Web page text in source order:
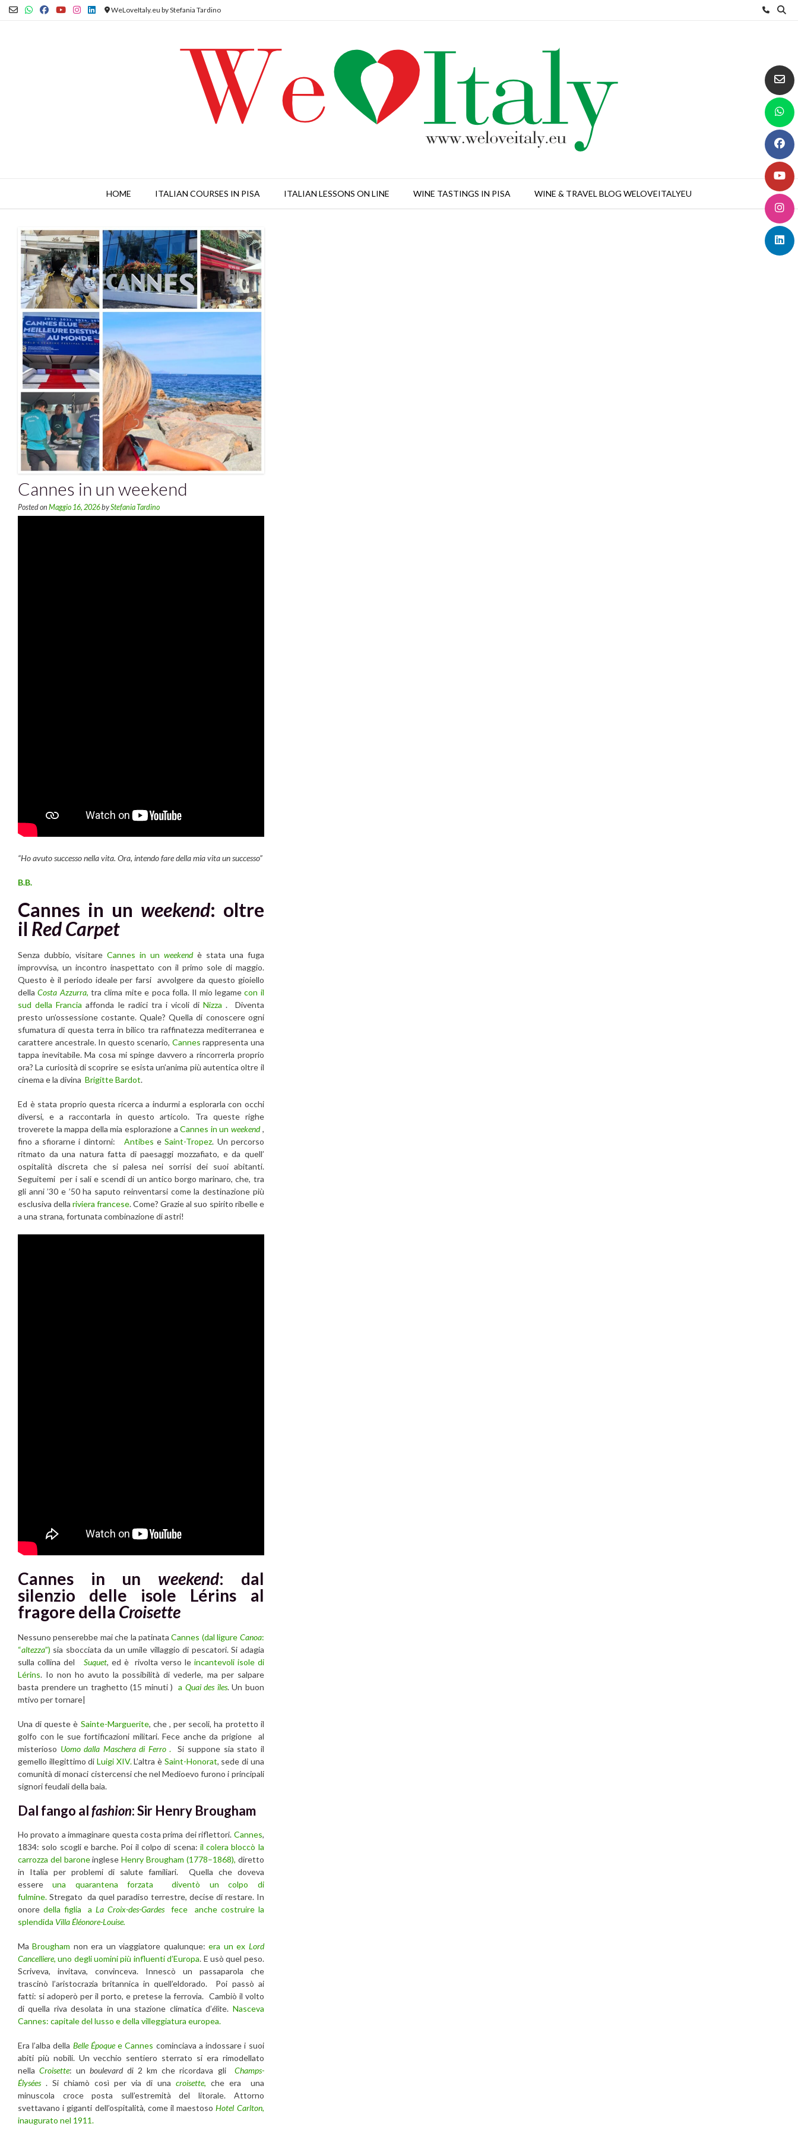
Skip
WeLoveItaly.eu by Stefania Tardino
HOME ITALIAN COURSES IN PISA ITALIAN LESSONS ON LINE WINE TASTINGS IN PISA WINE & TRAVEL BLOG WELOVEITALYEU
Cannes in un weekend
Posted on Maggio 16, 2026byStefania Tardino
“Ho avuto successo nella vita. Ora, intendo fare della mia vita un successo”
B.B.
Cannes in un weekend: oltre
il Red Carpet
Senza dubbio, visitare Cannes in un weekendè stata una fuga
improvvisa, un incontro inaspettato con il primo sole di maggio.
Questo è il periodo ideale per farsi avvolgere da questo gioiello
dellaCosta Azzurra, tra clima mite e poca folla. Il mio legamecon il
sud della Francia affonda le radici tra i vicoli diNizza . Diventa
presto un’ossessione costante. Quale? Quella di conoscere ogni
sfumatura di questa terra in bilico tra raffinatezza mediterranea e
carattere ancestrale. In questo scenario, Cannes rappresenta una
tappa inevitabile. Ma cosa mi spinge davvero a rincorrerla proprio
ora? La curiosità di scoprire se esista un’anima più autentica oltre il
cinema e la divina Brigitte Bardot.
Ed è stata proprio questa ricerca a indurmi a esplorarla con occhi
diversi, e a raccontarla in questo articolo. Tra queste righe
troverete la mappa della mia esplorazione aCannes in unweekend,
fino a sfiorarne i dintorni:Antibes eSaint-Tropez. Un percorso
ritmato da una natura fatta di paesaggi mozzafiato, e da quell’
ospitalità discreta che si palesa nei sorrisi dei suoi abitanti.
Seguitemi per i sali e scendi di un antico borgo marinaro, che, tra
gli anni ’30 e ’50 ha saputo reinventarsi come la destinazione più
esclusiva dellariviera francese. Come? Grazie al suo spirito ribelle e
a una strana, fortunata combinazione di astri!
Cannes in un weekend: dal
silenzio delle isole Lérins al
fragore della Croisette
Nessuno penserebbe mai che la patinataCannes (dal ligure Canoa:
“altezza”) sia sbocciata da un umile villaggio di pescatori. Si adagia
sulla collina del
Suquet, ed è rivolta verso le incantevoli isole di
Lérins. Io non ho avuto la possibilità di vederle, ma per salpare
basta prendere un traghetto (15 minuti ) a Quai des îles. Un buon
mtivo per tornare|
Una di queste è Sainte-Marguerite, che , per secoli, ha protetto il
golfo con le sue fortificazioni militari. Fece anche da prigione al
misterioso Uomo dalla Maschera di Ferro. Si suppone sia stato il
gemello illegittimo di Luigi XIV.L’altra è Saint-Honorat, sede di una
comunità di monaci cistercensi che nel Medioevo furono i principali
signori feudali della baia.
Dal fango alfashion: Sir Henry Brougham
Ho provato a immaginare questa costa prima dei riflettori. Cannes,
1834: solo scogli e barche. Poi il colpo di scena: il colera bloccò la
carrozza del baroneingleseHenry Brougham (1778–1868), diretto
in Italia per problemi di salute familiari. Quella che doveva
essereuna quarantena forzata diventò un colpo di
fulmine. Stregato da quel paradiso terrestre, decise di restare. In
onore della figlia aLa Croix-des-Gardesfece anche costruire la
splendida Villa Éléonore-Louise.
MaBrougham non era un viaggiatore qualunque:era un ex Lord
Cancelliere, uno degli uomini più influenti d’Europa. E usò quel peso.
Scriveva, invitava, convinceva. Innescò un passaparola che
trascinò l’aristocrazia britannica in quell’eldorado. Poi passò ai
fatti: si adoperò per il porto, e pretese la ferrovia. Cambiò il volto
di quella riva desolata in una stazione climatica d’élite. Nasceva
Cannes: capitale del lusso e della villeggiatura europea.
Era l’alba della Belle Époquee Cannes cominciava a indossare i suoi
abiti più nobili. Un vecchio sentiero sterrato si era rimodellato
nellaCroisette: unboulevarddi 2 km che ricordava gli Champs-
Élysées . Si chiamò così per via di una croisette, che era una
minuscola croce posta sull’estremità del litorale. Attorno
svettavano i giganti dell’ospitalità, come il maestosoHotel Carlton,
inaugurato nel 1911.